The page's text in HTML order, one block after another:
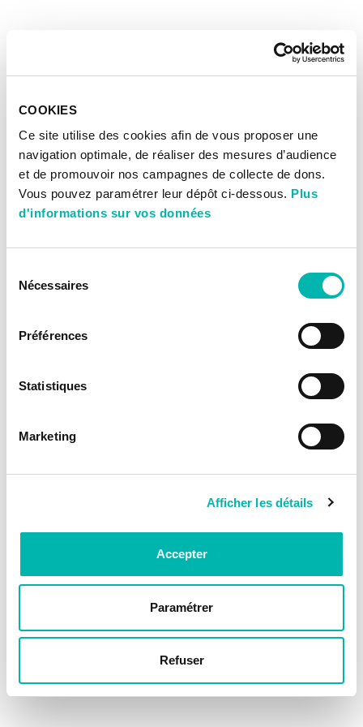
COOKIES
Ce site utilise des cookies afin de vous proposer une
navigation optimale, de réaliser des mesures d’audience
et de promouvoir nos campagnes de collecte de dons.
Vous pouvez paramétrer leur dépôt ci-dessous. Plus
d'informations sur vos données
Nécessaires
Préférences
Statistiques
Marketing
Afficher les détails
Accepter
Paramétrer
Refuser